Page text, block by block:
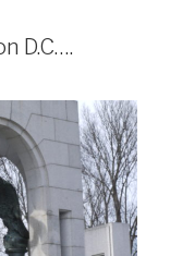
D.C….